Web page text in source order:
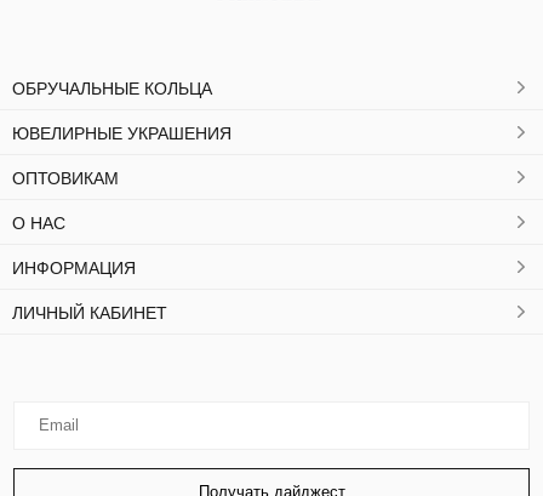
ОБРУЧАЛЬНЫЕ КОЛЬЦА
ЮВЕЛИРНЫЕ УКРАШЕНИЯ
ОПТОВИКАМ
О НАС
ИНФОРМАЦИЯ
ЛИЧНЫЙ КАБИНЕТ